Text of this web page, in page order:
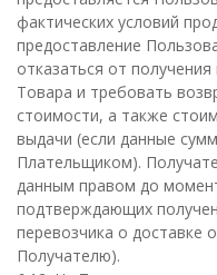
фактических условий
предоставление
отказаться от
Товара и требовать
стоимости, а также
выдачи (если данные
Плательщиком).
данным правом до
подтверждающих
перевозчика о доставке
Получателю).